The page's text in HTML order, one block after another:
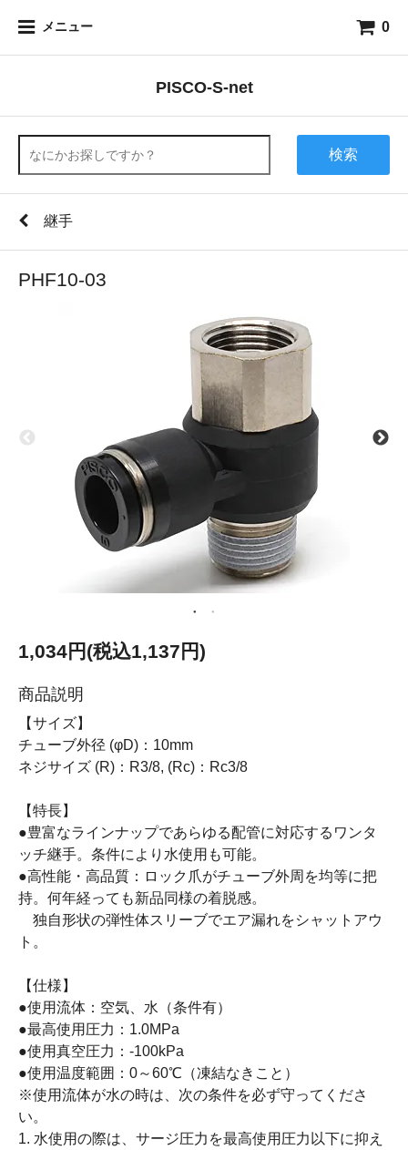
メニュー 0
PISCO-S-net
検索
継手
PHF10-03
1,034円(税込1,137円)
商品説明
【サイズ】
チューブ外径 (φD)：10mm
ネジサイズ (R)：R3/8, (Rc)：Rc3/8
【特長】
●豊富なラインナップであらゆる配管に対応するワンタ
ッチ継手。条件により水使用も可能。
●高性能・高品質：ロック爪がチューブ外周を均等に把
持。何年経っても新品同様の着脱感。
独自形状の弾性体スリーブでエア漏れをシャットアウ
ト。
【仕様】
●使用流体：空気、水（条件有）
●最高使用圧力：1.0MPa
●使用真空圧力：-100kPa
●使用温度範囲：0～60℃（凍結なきこと）
※使用流体が水の時は、次の条件を必ず守ってくださ
い。
1. 水使用の際は、サージ圧力を最高使用圧力以下に抑え